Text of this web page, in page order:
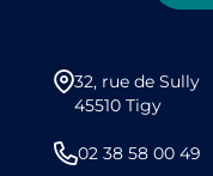
32, rue de Sully
45510 Tigy
02 38 58 00 49